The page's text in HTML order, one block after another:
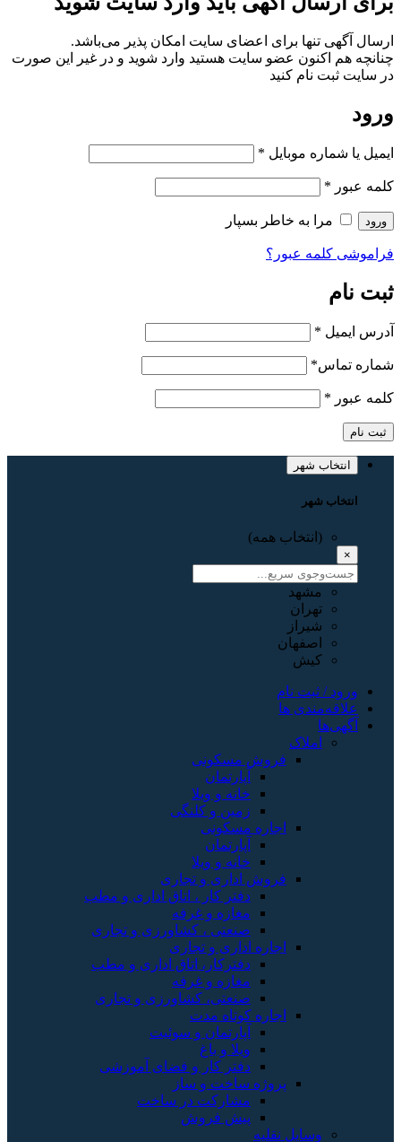
ارسال آگهی تنها برای اعضای سایت امکان پذیر می‌باشد.
چنانچه هم‌ اکنون عضو سایت هستید وارد شوید و در غیر این صورت
در سایت ثبت نام کنید
ورود
ایمیل یا شماره موبایل *
کلمه عبور *
ورود مرا به خاطر بسپار
فراموشی کلمه عبور؟
ثبت نام
آدرس ایمیل *
شماره تماس*
کلمه عبور *
ثبت نام
انتخاب شهر
انتخاب شهر
(انتخاب همه)
×
مشهد
تهران
شیراز
اصفهان
کیش
ورود / ثبت نام
علاقه‌مندی ها
آگهی‌ها
املاک
فروش مسکونی
آپارتمان
خانه و ویلا
زمین و کلنگی
اجاره مسکونی
آپارتمان
خانه و ویلا
فروش اداری و تجاری
دفتر کار ، اتاق اداری و مطب
مغازه و غرفه
صنعتی ، کشاورزی و تجاری
اجاره اداری و تجاری
دفترکار، اتاق اداری و مطب
مغازه و غرفه
صنعتی، کشاورزی و تجاری
اجاره کوتاه مدت
آپارتمان و سوئیت
ویلا و باغ
دفتر کار و فضای آموزشی
پروژه ساخت و ساز
مشارکت در ساخت
پیش فروش
وسایل نقلیه